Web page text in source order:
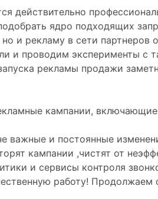
действительно
ядро подходящих
и рекламу в сети партнеров
и проводим эксперименты с
рекламы продажи
кампании,
важные и постоянные
кампании ,чистят от
и сервисы контроля
работу! Продолжаем